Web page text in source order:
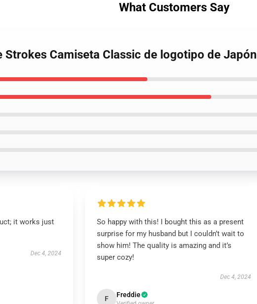
What Customers Say
Strokes Camiseta Classic de logotipo de Japón
it works just
Dec 4, 2024
So happy with this! I bought this as a present
surprise for my husband but I couldn’t wait to
show him! The quality is amazing and it’s
super cozy!
Dec 4, 2024
F Freddie